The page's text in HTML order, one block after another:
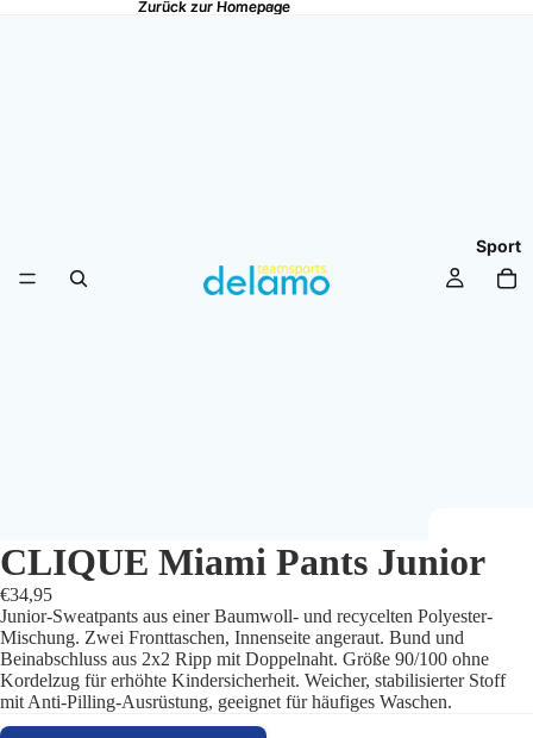
Zurück zur Homepage
Zurück zur Homepage
Sport
Trikots
Shorts
CLIQUE Miami Pants Junior
€34,95
Junior-Sweatpants aus einer Baumwoll- und recycelten Polyester-
Mischung. Zwei Fronttaschen, Innenseite angeraut. Bund und
Beinabschluss aus 2x2 Ripp mit Doppelnaht. Größe 90/100 ohne
Kordelzug für erhöhte Kindersicherheit. Weicher, stabilisierter Stoff
mit Anti-Pilling-Ausrüstung, geeignet für häufiges Waschen.